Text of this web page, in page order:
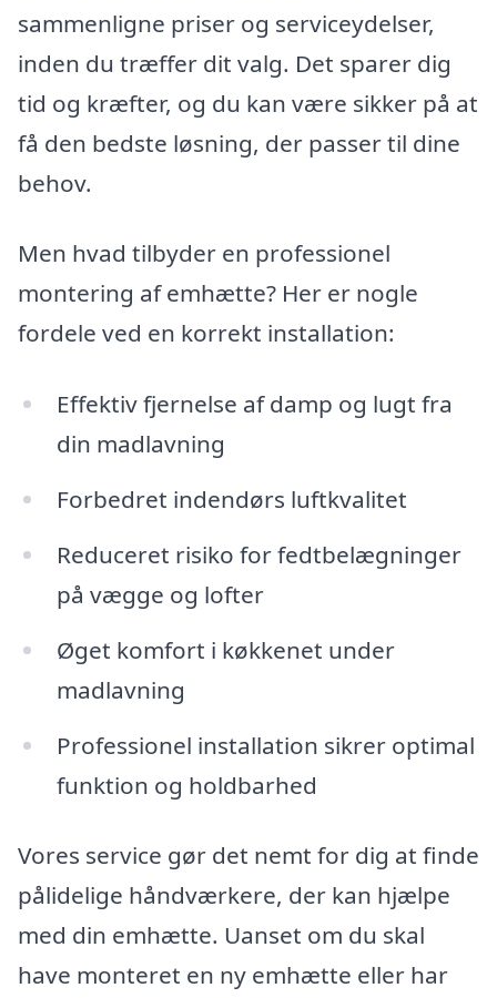
sammenligne priser og serviceydelser,
inden du træffer dit valg. Det sparer dig
tid og kræfter, og du kan være sikker på at
få den bedste løsning, der passer til dine
behov.
Men hvad tilbyder en professionel
montering af emhætte? Her er nogle
fordele ved en korrekt installation:
Effektiv fjernelse af damp og lugt fra
din madlavning
Forbedret indendørs luftkvalitet
Reduceret risiko for fedtbelægninger
på vægge og lofter
Øget komfort i køkkenet under
madlavning
Professionel installation sikrer optimal
funktion og holdbarhed
Vores service gør det nemt for dig at finde
pålidelige håndværkere, der kan hjælpe
med din emhætte. Uanset om du skal
have monteret en ny emhætte eller har